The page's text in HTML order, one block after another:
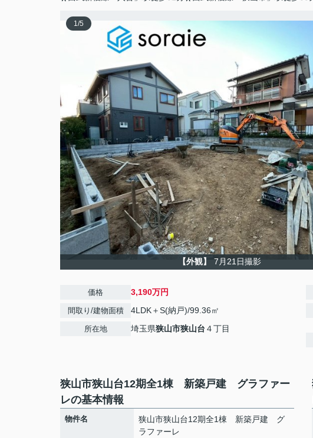
1/5
【外観】 7月21日撮影
価格 3,190万円
間取り/建物面積 4LDK＋S(納戸)/99.36㎡
所在地 埼玉県狭山市狭山台 ４丁目
狭山市狭山台12期全1棟 新築戸建 グラファー
レの基本情報
物件名
狭山市狭山台12期全1棟 新築戸建 グ
ラファーレ